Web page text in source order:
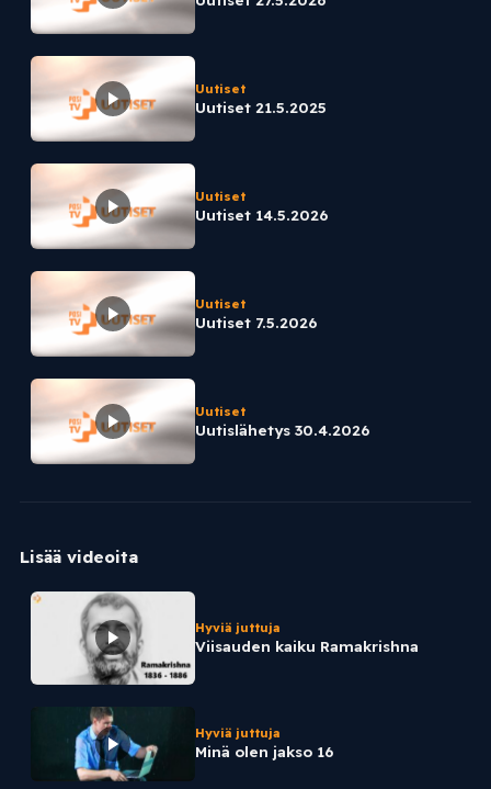
Uutiset
Uutiset 21.5.2025
Uutiset
Uutiset 14.5.2026
Uutiset
Uutiset 7.5.2026
Uutiset
Uutislähetys 30.4.2026
Lisää videoita
Hyviä juttuja
Viisauden kaiku Ramakrishna
Hyviä juttuja
Minä olen jakso 16